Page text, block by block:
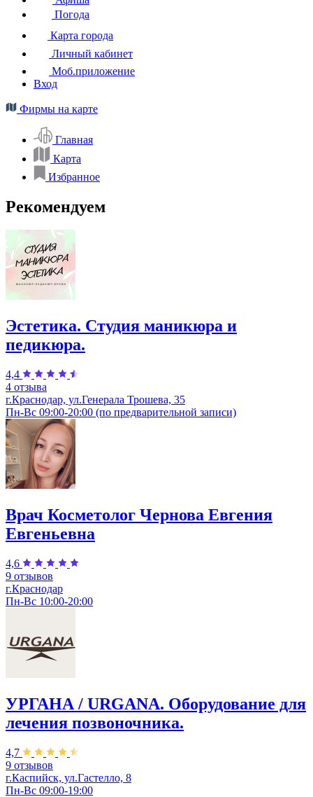
Погода
Карта города
Личный кабинет
Моб.приложение
Вход
Фирмы на карте
Главная
Карта
Избранное
Рекомендуем
Эстетика. Студия маникюра и
педикюра.
4,4
4 отзыва
г.Краснодар, ул.Генерала Трошева, 35
Пн-Вс 09:00-20:00 (по предварительной записи)
Врач Косметолог Чернова Евгения
Евгеньевна
4,6
9 отзывов
г.Краснодар
Пн-Вс 10:00-20:00
УРГАНА / URGANA. Оборудование для
лечения позвоночника.
4,7
9 отзывов
г.Каспийск, ул.Гастелло, 8
Пн-Вс 09:00-19:00